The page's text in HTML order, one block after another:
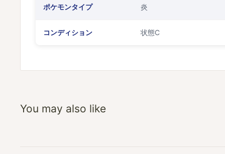
ポケモンタイプ 炎
コンディション 状態C
You may also like